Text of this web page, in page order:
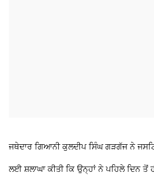
ਜਥੇਦਾਰ ਗਿਆਨੀ ਕੁਲਦੀਪ ਸਿੰਘ ਗੜਗੱਜ ਨੇ
ਲਈ ਸ਼ਲਾਘਾ ਕੀਤੀ ਕਿ ਉਨ੍ਹਾਂ ਨੇ ਪਹਿਲੇ ਦਿਨ ਤੋਂ